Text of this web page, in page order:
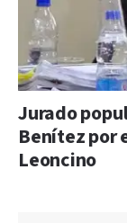
Jurado
Benítez por
Leoncino